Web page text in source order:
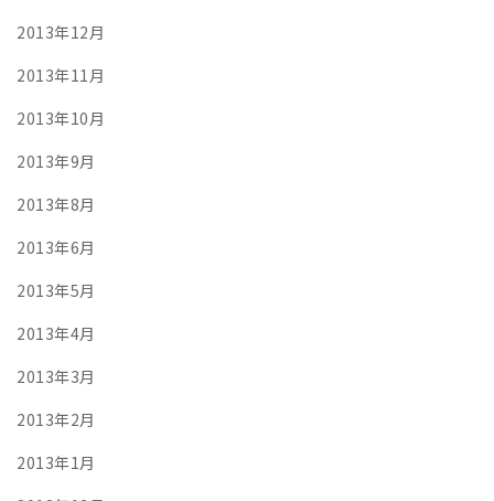
2013年12月
2013年11月
2013年10月
2013年9月
2013年8月
2013年6月
2013年5月
2013年4月
2013年3月
2013年2月
2013年1月